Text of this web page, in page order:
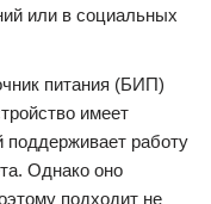
или в социальных
питания (БИП)
имеет
поддерживает работу
Однако оно
подходит не